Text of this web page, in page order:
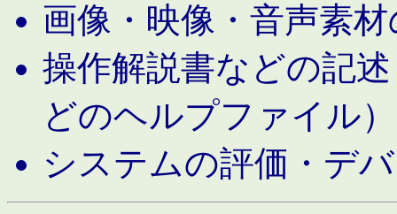
画像・映像・音声素
操作解説書などの記
どのヘルプファイル）
システムの評価・デ